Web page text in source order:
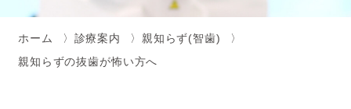
ホーム 診療案内
親知らず(智歯)
親知らずの抜歯が怖い方へ